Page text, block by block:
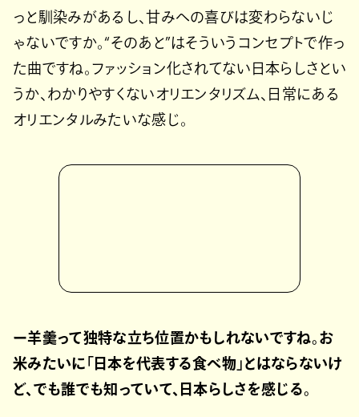
っと馴染みがあるし、甘みへの喜びは変わらないじ
ゃないですか。“そのあと”はそういうコンセプトで作っ
た曲ですね。ファッション化されてない日本らしさとい
うか、わかりやすくないオリエンタリズム、日常にある
オリエンタルみたいな感じ。
ー羊羹って独特な立ち位置かもしれないですね。お
米みたいに「日本を代表する食べ物」とはならないけ
ど、でも誰でも知っていて、日本らしさを感じる。